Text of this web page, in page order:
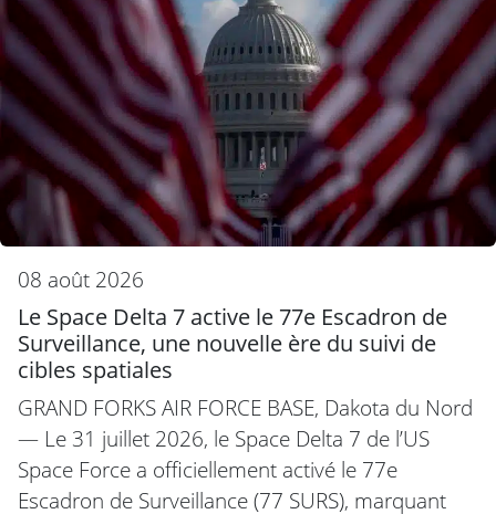
08 août 2026
Le Space Delta 7 active le 77e Escadron de
Surveillance, une nouvelle ère du suivi de
cibles spatiales
GRAND FORKS AIR FORCE BASE, Dakota du Nord
— Le 31 juillet 2026, le Space Delta 7 de l’US
Space Force a officiellement activé le 77e
Escadron de Surveillance (77 SURS), marquant